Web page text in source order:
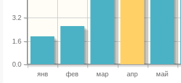
янв фев мар апр май
0.0
1.6
3.2